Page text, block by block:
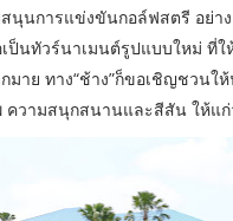
นุนการแข่งขันกอล์ฟสตรี อย่า
ป็นทัวร์นาเมนต์รูปแบบใหม่ ที่
มาย ทาง“ช้าง”ก็ขอเชิญชวน
ความสนุกสนานและสีสัน ให้แ